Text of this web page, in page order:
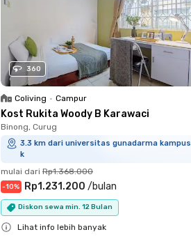
360
Coliving • Campur
Kost Rukita Woody B Karawaci
Binong, Curug
3.3 km dari universitas gunadarma kampus
k
mulai dari Rp1.368.000
-10% Rp1.231.200 /bulan
Diskon sewa min. 12 Bulan
Lihat info lebih banyak